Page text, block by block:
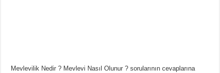
Mevlevilik Nedir ? Mevlevi Nasıl Olunur ? sorularının cevaplarına